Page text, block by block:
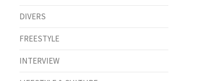
DIVERS
FREESTYLE
INTERVIEW